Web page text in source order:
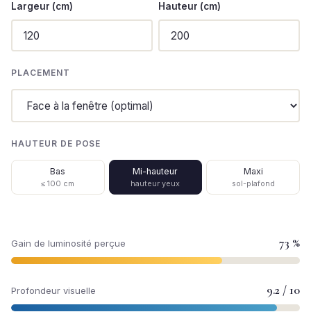
Largeur (cm) Hauteur (cm)
PLACEMENT
HAUTEUR DE POSE
Bas
≤ 100 cm
Mi-hauteur
hauteur yeux
Maxi
sol-plafond
Gain de luminosité perçue 73 %
Profondeur visuelle 9.2 / 10